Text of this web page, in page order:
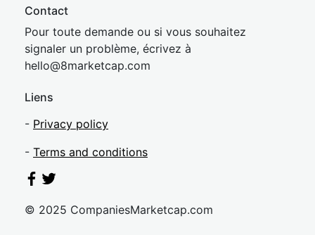
Contact
Pour toute demande ou si vous souhaitez
signaler un problème, écrivez à
hello@8marketcap.com
Liens
- Privacy policy
- Terms and conditions
© 2025 CompaniesMarketcap.com